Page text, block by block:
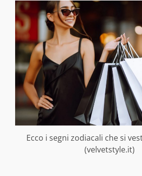
Ecco i segni zodiacali che si
(velvetstyle.it)